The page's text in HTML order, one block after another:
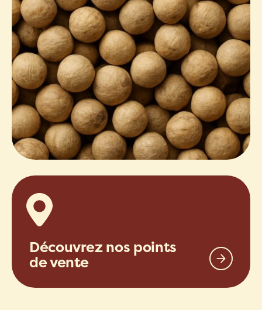
Découvrez nos points
de vente